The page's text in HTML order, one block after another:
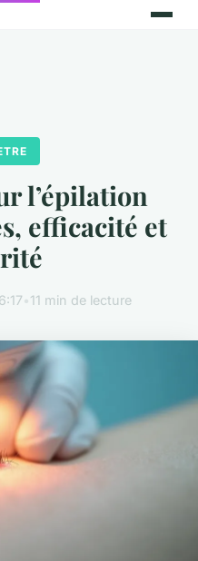
l’épilation
efficacité et
•11 min de lecture